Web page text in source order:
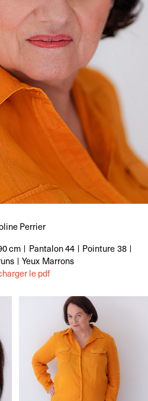
Perrier
cm Pantalon44 Pointure38
Yeux Marrons
le pdf